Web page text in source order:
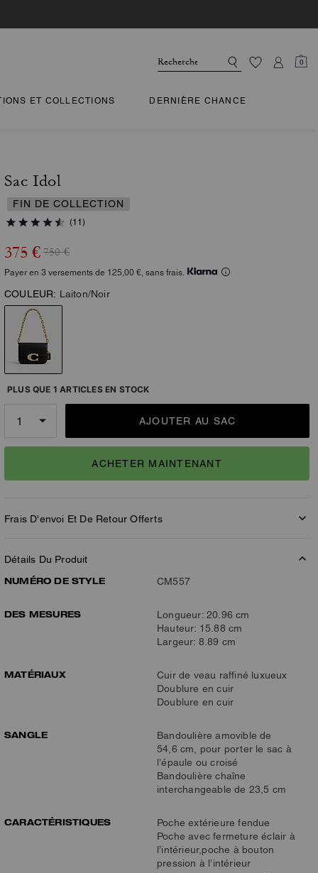
0
ET COLLECTIONS DERNIÈRE CHANCE
Sac Idol
FIN DE COLLECTION
(11)
375 € 750 €
Payer en 3 versements de 125,00 €, sans frais.
COULEUR: Laiton/Noir
PLUS QUE 1 ARTICLES EN STOCK
AJOUTER AU SAC
ACHETER MAINTENANT
Frais D'envoi Et De Retour Offerts
Détails Du Produit
NUMÉRO DE STYLE
CM557
DES MESURES
Longueur: 20.96 cm
Hauteur: 15.88 cm
Largeur: 8.89 cm
MATÉRIAUX
Cuir de veau raffiné luxueux
Doublure en cuir
Doublure en cuir
SANGLE
Bandoulière amovible de
54,6 cm, pour porter le sac à
l’épaule ou croisé
Bandoulière chaîne
interchangeable de 23,5 cm
CARACTÉRISTIQUES
Poche extérieure fendue
Poche avec fermeture éclair à
l’intérieur,poche à bouton
pression à l’intérieur